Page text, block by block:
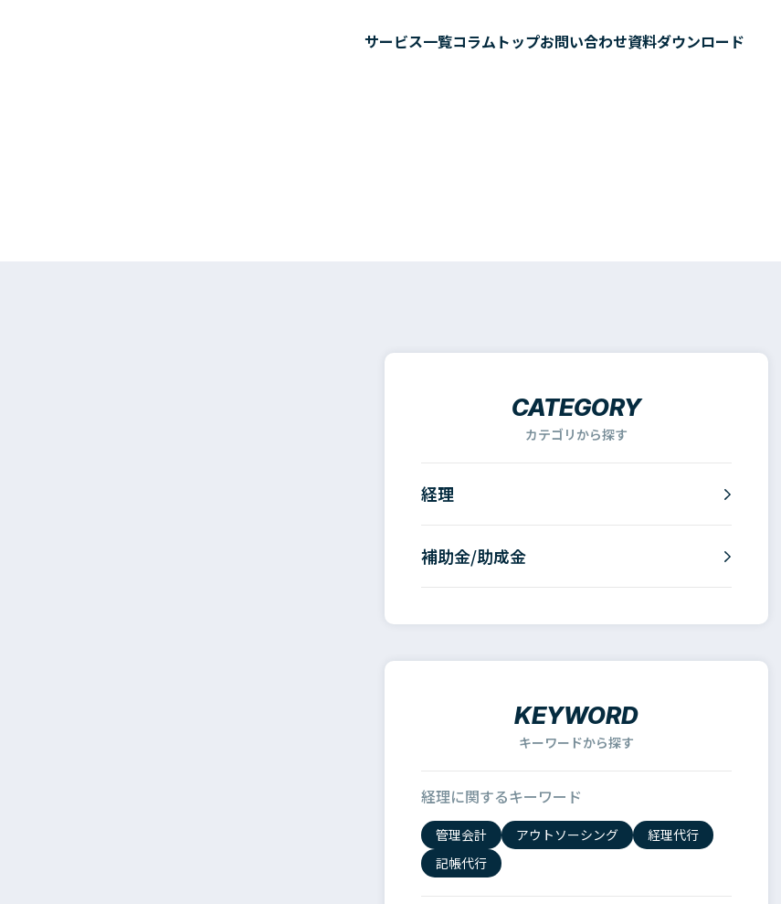
サービス一覧コラムトップお問い合わせ資料ダウンロード
CATEGORY
カテゴリから探す
経理
補助金/助成金
KEYWORD
キーワードから探す
経理に関するキーワード
管理会計 アウトソーシング
経理代行
記帳代行